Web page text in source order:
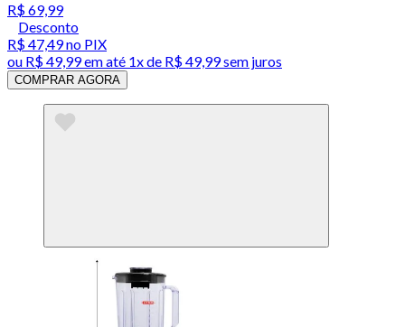
R$ 69,99
Desconto
R$ 47,49no PIX
ou R$ 49,99em até 1x de R$ 49,99sem juros
COMPRAR AGORA